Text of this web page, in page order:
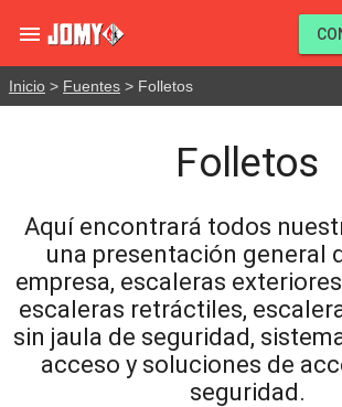

Inicio > Fuentes > Folletos
Folletos
Aquí encontrará todos
una presentación general
empresa, escaleras
escaleras retráctiles,
sin jaula de seguridad,
acceso y soluciones de
seguridad.